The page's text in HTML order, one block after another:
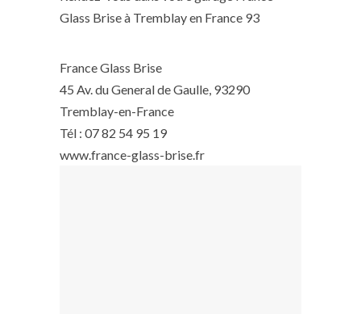
Glass Brise à Tremblay en France 93
France Glass Brise
45 Av. du General de Gaulle, 93290
Tremblay-en-France
Tél : 07 82 54 95 19
www.france-glass-brise.fr